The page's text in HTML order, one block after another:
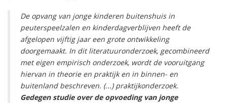
De opvang van jonge kinderen buitenshuis in
peuterspeelzalen en kinderdagverblijven heeft de
afgelopen vijftig jaar een grote ontwikkeling
doorgemaakt. In dit literatuuronderzoek, gecombineerd
met eigen empirisch onderzoek, wordt de vooruitgang
hiervan in theorie en praktijk en in binnen- en
buitenland beschreven. (...) praktijkonderzoek.
Gedegen studie over de opvoeding van jonge